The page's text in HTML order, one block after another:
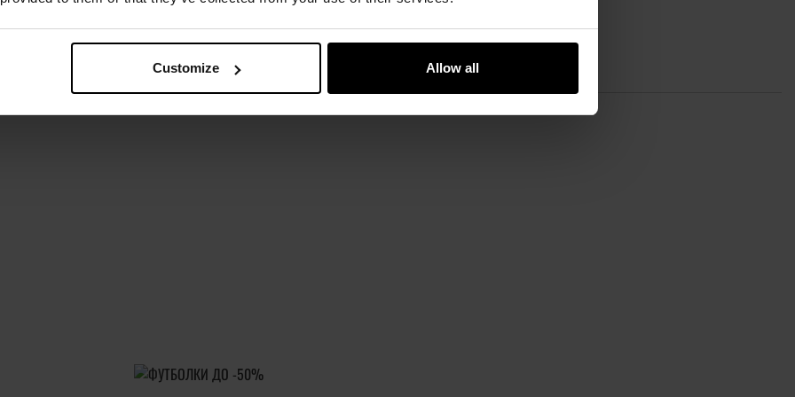
Customize Allow all
Back, яка втягує замок після пострілу, імітуючи поведінку справжньої вогнепальної зброї. Desert Eagle, розроблений
під револьверні набої калібру .357 Magnum. Згодом його почали виробляти за ліцензією за угодою з Israel
розробкою. Використання дуже потужних боєприпасів змусило конструкторів застосувати рідкісні та незвичні
пістолета зробили його не лише елементарним оснащенням спецпідрозділів по всьому світу (в тому числі і
Репліки пістолета Desert Eagle відрізняються важким, міцним корпусом та унікальною для цієї моделі
додає реалістичності під час стрільби, автоматично втягуючи казенник при натисканні на спусковий гачок.
заході, так і під час проведення реконструкції чи елементу косплею.